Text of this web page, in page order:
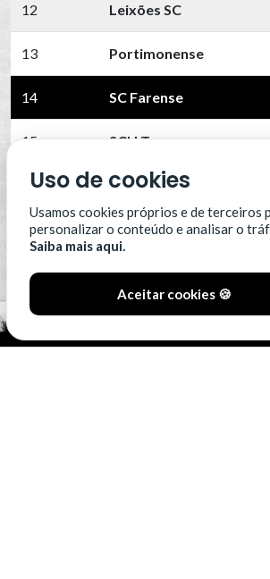
12 Leixões SC
13 Portimonense
14 SC Farense
15 SCU Torreense
16 Benfica B
VER CLASSIFICAÇÃO
Uso de cookies
Usamos cookies próprios e de terceiros
personalizar o conteúdo e analisar o
Saiba mais aqui.
Aceitar cookies 🍪